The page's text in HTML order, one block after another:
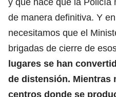
de manera definitiva. Y
necesitamos que el
brigadas de cierre de
lugares se han
de distensión. Mientras
centros donde se